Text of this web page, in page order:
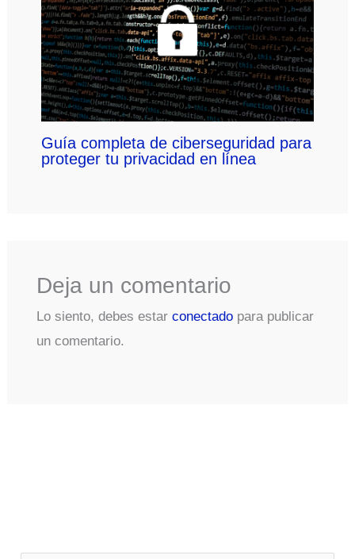
Guía completa de ciberseguridad para
proteger tu privacidad en línea
Deja un comentario
Lo siento, debes estar conectadopara publicar
un comentario.